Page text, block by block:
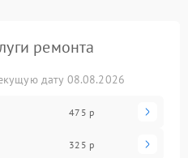
ремонта
дату 08.08.2026
475 р
325 р